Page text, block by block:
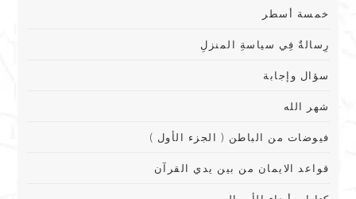
خمسة أسطر
رِسالةٌ فِي سياسةِ المنزلِ
سؤال وإجابة
شهر الله
فيوضات من الباطن ( الجزء الأول )
قواعد الايمان من بين يدي القرآن